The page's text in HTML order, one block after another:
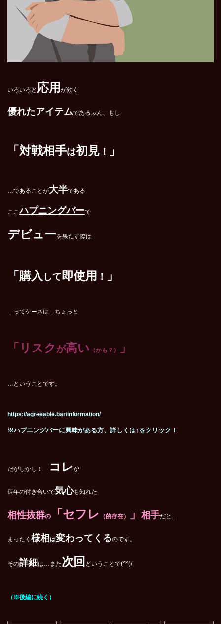
いろいろと 応用 が効く
優れたアイテムであるぶん、もし
「対戦相手は初見 ！ 」
…であることが大半である
ここハプニングバーで
デビューを果たす際は
「購入 して即使用 ！ 」
…ってケースは…ちょっと
「リスク が高い （かも？） 」
…ということです。
https://agreeable.bar/information/
※ハプニングバーに興味がある方、詳しくは↑をクリック！
だがしかし！ コレが
長年の付き合いで気心も知れた
相性抜群の 「セフレ （的存在） 」 相手だと…
まったく 様相 は変わってくるのです。
その詳細は…また次回 ということで(^^)/
（※後編に続く）